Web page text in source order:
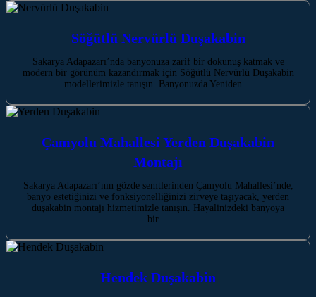
Söğütlü Nervürlü Duşakabin
Sakarya Adapazarı’nda banyonuza zarif bir dokunuş katmak ve
modern bir görünüm kazandırmak için Söğütlü Nervürlü Duşakabin
modellerimizle tanışın. Banyonuzda Yeniden…
Çamyolu Mahallesi Yerden Duşakabin
Montajı
Sakarya Adapazarı’nın gözde semtlerinden Çamyolu Mahallesi’nde,
banyo estetiğinizi ve fonksiyonelliğinizi zirveye taşıyacak, yerden
duşakabin montajı hizmetimizle tanışın. Hayalinizdeki banyoya
bir…
Hendek Duşakabin